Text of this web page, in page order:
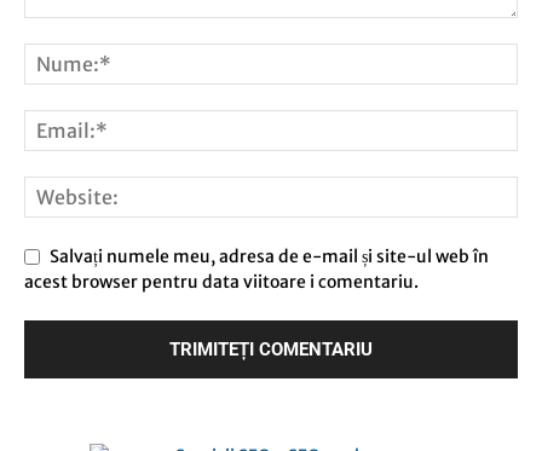
Salvați numele meu, adresa de e-mail și site-ul web în
acest browser pentru data viitoare i comentariu.